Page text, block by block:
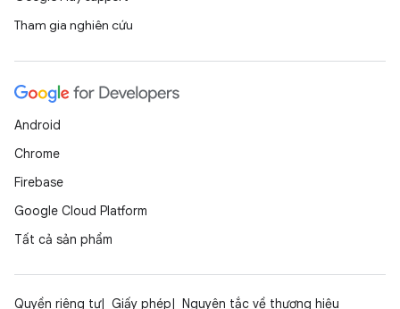
Tham gia nghiên cứu
Android
Chrome
Firebase
Google Cloud Platform
Tất cả sản phẩm
Quyền riêng tư Giấy phép Nguyên tắc về thương hiệu